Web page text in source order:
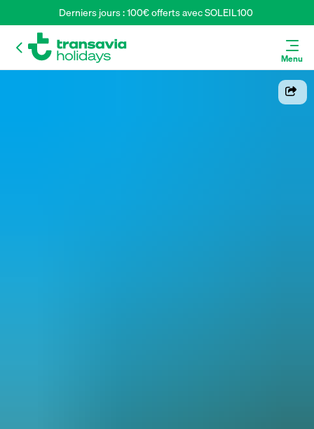
Derniers jours : 100€ offerts avec SOLEIL100
Menu